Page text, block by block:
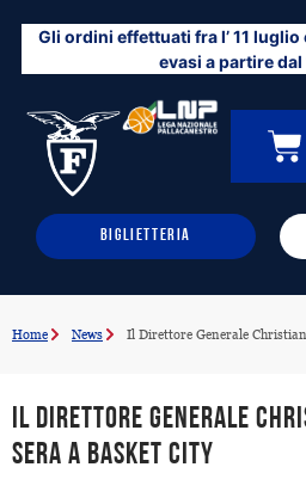
contenuto
Gli ordini effettuati fra l’ 11
evasi a partire dal
0
BIGLIETTERIA
Home News Il Direttore Generale
Il Direttore Generale
sera a Basket City